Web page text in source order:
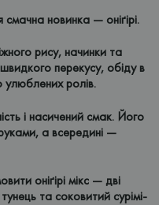
новинка — оніґірі.
рису, начинки та
перекусу, обіду в
ролів.
і насичений смак. Його
а всередині —
оніґірі мікс — дві
та соковитий сурімі-